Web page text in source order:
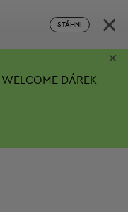
STÁHNI ×
WELCOME DÁREK
×